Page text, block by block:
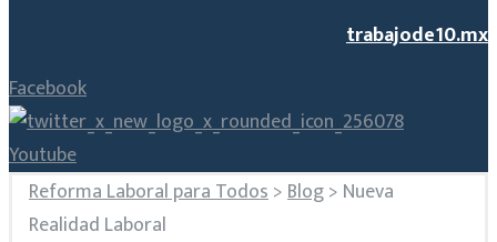
trabajode10.mx
Facebook
Youtube
Reforma Laboral para Todos>Blog> Nueva
Realidad Laboral